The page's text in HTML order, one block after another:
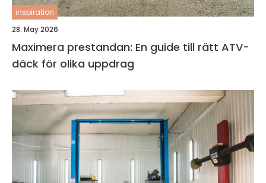
inspiration
28. May 2026
Maximera prestandan: En guide till rätt ATV-
däck för olika uppdrag